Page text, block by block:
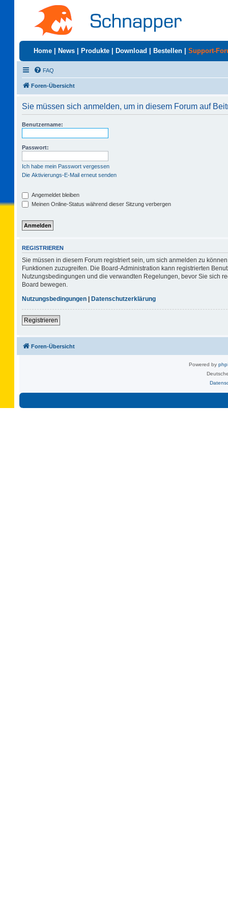
Home News Produkte Download Bestellen Support-
FAQ
Foren-Übersicht
Sie müssen sich anmelden, um in diesem Forum auf
Benutzername:
Passwort:
Ich habe mein Passwort vergessen
Die Aktivierungs-E-Mail erneut senden
Angemeldet bleiben
Meinen Online-Status während dieser Sitzung verbergen
REGISTRIEREN
Sie müssen in diesem Forum registriert sein, um sich anmelden zu
Funktionen zuzugreifen. Die Board-Administration kann registrierten
Nutzungsbedingungen und die verwandten Regelungen, bevor Sie sich
Board bewegen.
Nutzungsbedingungen | Datenschutzerklärung
Registrieren
Foren-Übersicht
Powered by